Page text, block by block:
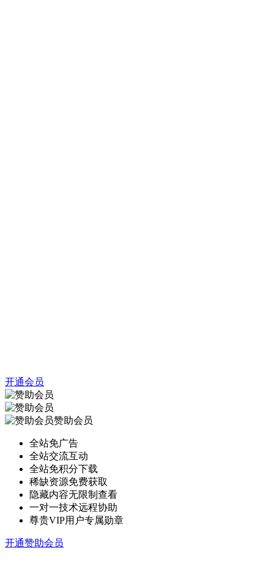
开通会员
赞助会员
全站免广告
全站交流互动
全站免积分下载
稀缺资源免费获取
隐藏内容无限制查看
一对一技术远程协助
尊贵VIP用户专属勋章
开通赞助会员